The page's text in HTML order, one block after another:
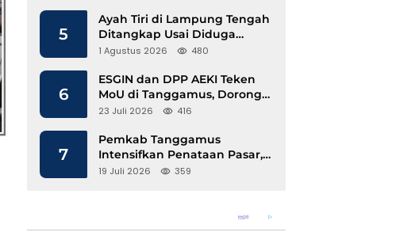
5
Ayah Tiri di Lampung Tengah
Ditangkap Usai Diduga
Hamili Anak di Bawah Umur
1 Agustus 2026 480
6
ESGIN dan DPP AEKI Teken
MoU di Tanggamus, Dorong
Ekonomi Hijau Berbasis Kopi
23 Juli 2026 416
7
Pemkab Tanggamus
Intensifkan Penataan Pasar,
Pedagang Diajak Tempati
19 Juli 2026 359